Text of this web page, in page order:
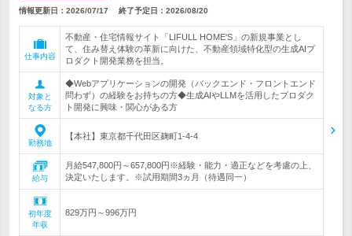
情報更新日：2026/07/17 終了予定日： 2026/08/20
仕事内容
不動産・住宅情報サイト「LIFULL HOME'S」の新規事業とし
て、住み替え体験の革新に向けた、不動産領域特化型の生成AIプ
ロダクト開発業務を担当。
対象と
なる方
◆Webアプリケーションの開発（バックエンド・フロントエンド
問わず）の経験をお持ちの方◆生成AIやLLMを活用したプロダク
ト開発に興味・関心がある方
勤務地
【本社】東京都千代田区麹町1-4-4
給与
月給547,800円～657,800円※経験・能力・適正などを考慮の上、
決定いたします。※試用期間3ヵ月（待遇同一）
初年度
年収
829万円～996万円